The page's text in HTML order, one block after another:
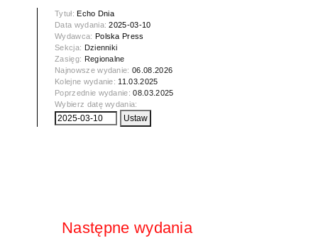
Tytuł: Echo Dnia
Data wydania:2025-03-10
Wydawca: Polska Press
Sekcja: Dzienniki
Zasięg: Regionalne
Najnowsze wydanie:06.08.2026
Kolejne wydanie: 11.03.2025
Poprzednie wydanie:08.03.2025
Wybierz datę wydania:
Następne wydania